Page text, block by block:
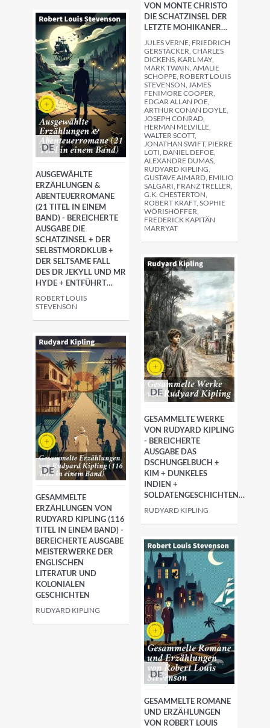
VON MONTE CHRISTO
DIE SCHATZINSEL DER
LETZTE MOHIKANER…
JULES VERNE, FRIEDRICH
GERSTÄCKER, CHARLES
DICKENS, KARL MAY,
MARK TWAIN, AMALIE
SCHOPPE, ROBERT LOUIS
STEVENSON, JAMES
FENIMORE COOPER,
EDGAR ALLAN POE,
ARTHUR CONAN DOYLE,
JOSEPH CONRAD,
HERMAN MELVILLE,
WALTER SCOTT,
JONATHAN SWIFT, PIERRE
LOTI, DANIEL DEFOE,
ALEXANDRE DUMAS,
RUDYARD KIPLING,
GUSTAVE AIMARD, EMILIO
SALGARI, FRANZ TRELLER,
G.K. CHESTERTON,
ROBERT KRAFT, SOPHIE
WÖRISHÖFFER,
FREDERICK KAPITÄN
MARRYAT
DE
AUSGEWÄHLTE
ERZÄHLUNGEN &
ABENTEUERROMANE
(21 TITEL IN EINEM
BAND) - BEREICHERTE
AUSGABE DIE
SCHATZINSEL + DER
SELBSTMORDKLUB +
DER SELTSAME FALL
DES DR JEKYLL UND MR
HYDE + ENTFÜHRT…
ROBERT LOUIS
STEVENSON
DE
GESAMMELTE WERKE
VON RUDYARD KIPLING
- BEREICHERTE
AUSGABE DAS
DSCHUNGELBUCH +
KIM + DUNKELES
INDIEN +
SOLDATENGESCHICHTEN…
RUDYARD KIPLING
DE
GESAMMELTE
ERZÄHLUNGEN VON
RUDYARD KIPLING (116
TITEL IN EINEM BAND) -
BEREICHERTE AUSGABE
MEISTERWERKE DER
ENGLISCHEN
LITERATUR UND
KOLONIALEN
GESCHICHTEN
RUDYARD KIPLING
DE
GESAMMELTE ROMANE
UND ERZÄHLUNGEN
VON ROBERT LOUIS